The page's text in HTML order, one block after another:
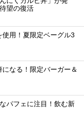
望の復活
用！夏限定ベーグル3
なる！限定バーガー＆
パフェに注目！飲む新